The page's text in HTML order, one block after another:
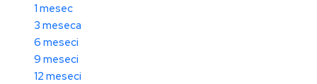
1 mesec
3 meseca
6 meseci
9 meseci
12 meseci